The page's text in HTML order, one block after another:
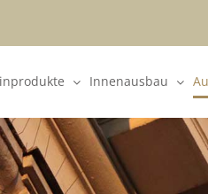
Innenausbau